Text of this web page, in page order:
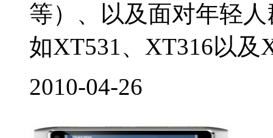
等）、以及面对年轻
如XT531、XT316以及
2010-04-26